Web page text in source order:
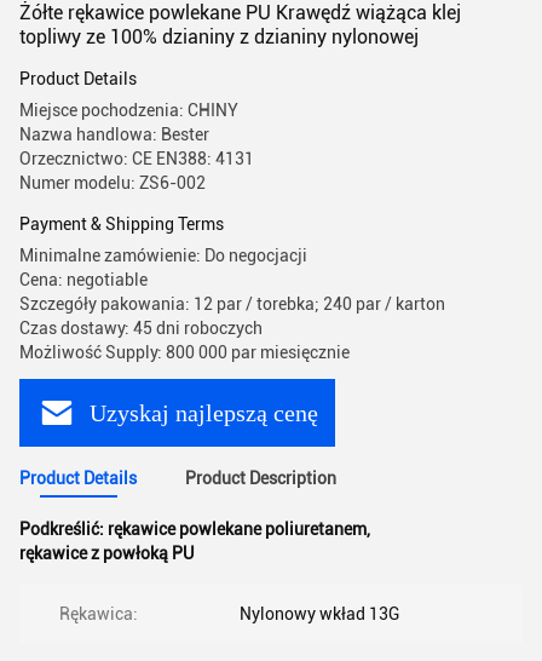
Żółte rękawice powlekane PU Krawędź wiążąca klej
topliwy ze 100% dzianiny z dzianiny nylonowej
Product Details
Miejsce pochodzenia: CHINY
Nazwa handlowa: Bester
Orzecznictwo: CE EN388: 4131
Numer modelu: ZS6-002
Payment & Shipping Terms
Minimalne zamówienie: Do negocjacji
Cena: negotiable
Szczegóły pakowania: 12 par / torebka; 240 par / karton
Czas dostawy: 45 dni roboczych
Możliwość Supply: 800 000 par miesięcznie
Uzyskaj najlepszą cenę
Product Details Product Description
Podkreślić: rękawice powlekane poliuretanem,
rękawice z powłoką PU
Rękawica: Nylonowy wkład 13G